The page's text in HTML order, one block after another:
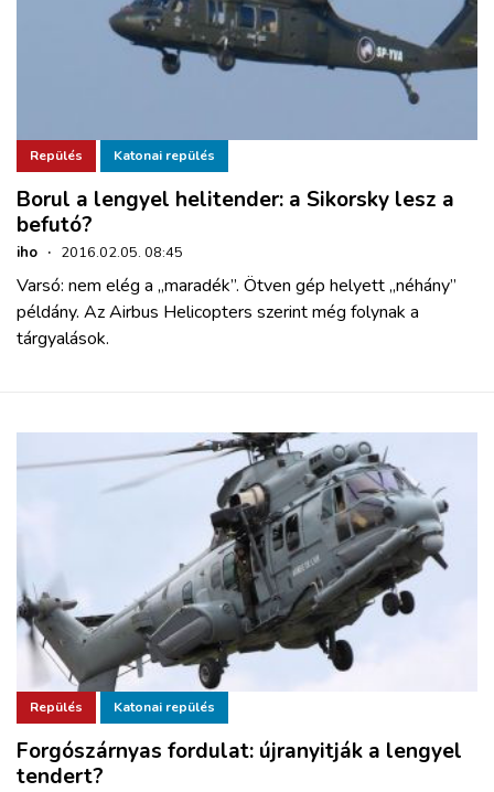
Repülés Katonai repülés
Borul a lengyel helitender: a Sikorsky lesz a
befutó?
iho · 2016.02.05. 08:45
Varsó: nem elég a „maradék”. Ötven gép helyett „néhány”
példány. Az Airbus Helicopters szerint még folynak a
tárgyalások.
Repülés Katonai repülés
Forgószárnyas fordulat: újranyitják a lengyel
tendert?